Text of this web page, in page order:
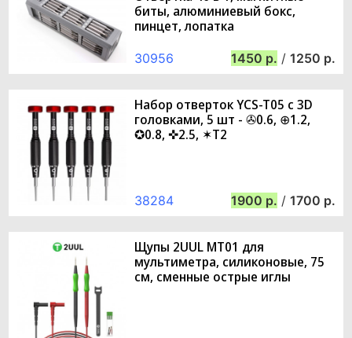
биты, алюминиевый бокс,
пинцет, лопатка
30956 1450 / 1250
Набор отверток YCS-T05 с 3D
головками, 5 шт - ✇0.6, ⊕1.2,
✪0.8, ✜2.5, ✶T2
38284 1900 / 1700
Щупы 2UUL MT01 для
мультиметра, силиконовые, 75
см, сменные острые иглы